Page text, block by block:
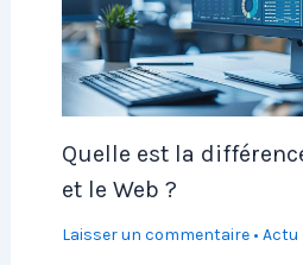
Quelle est la
et le Web ?
Laisser un commentaire • Actu